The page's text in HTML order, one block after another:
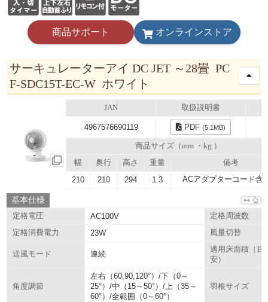
商品サポート オンラインストア
サーキュレーターアイ DC JET ～28畳 PC
F-SDC15T-EC-W ホワイト
JAN 取扱説明書
4967576690119 PDF(5.1MB)
商品サイズ（mm ・kg ）
幅
奥行 高さ 重量 備考
210 210 294 1.3 ACアダプターコード含
基本仕様
定格電圧 AC100V
定格周波数
定格消費電力
23W 風量切替
送風モード 連続
適用床面積（目
安）
角度調節
左右（60,90,120°）/下（0～
25°）/中（15～50°）/上（35～
60°）/全範囲（0～60°）
羽根サイズ